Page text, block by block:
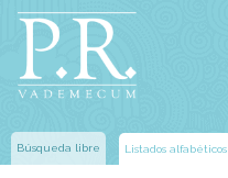
Búsqueda libre Listados alfabéticos